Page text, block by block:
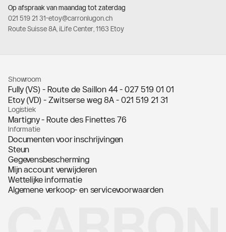
Op afspraak van maandag tot zaterdag
021 519 21 31-etoy@carronlugon.ch
Route Suisse 8A, iLife Center, 1163 Etoy
Showroom
Fully (VS) - Route de Saillon 44 - 027 519 01 01
Etoy (VD) - Zwitserse weg 8A - 021 519 21 31
Logistiek
Martigny - Route des Finettes 76
Informatie
Documenten voor inschrijvingen
Steun
Gegevensbescherming
Mijn account verwijderen
Wettelijke informatie
Algemene verkoop- en servicevoorwaarden